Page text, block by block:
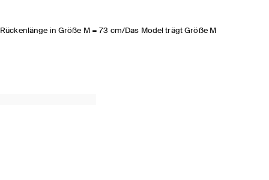
Rückenlänge in Größe M = 73 cm/Das Model trägt Größe M